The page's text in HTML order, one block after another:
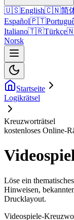
🇺🇸English🇨🇳简
Español🇵🇹
Italiano🇹🇷Türkçe
Norsk
Startseite
Logikrätsel
Kreuzworträtsel
kostenloses Online-
Löse ein
Hinweisen,
Drucklayout.
Videospiele-